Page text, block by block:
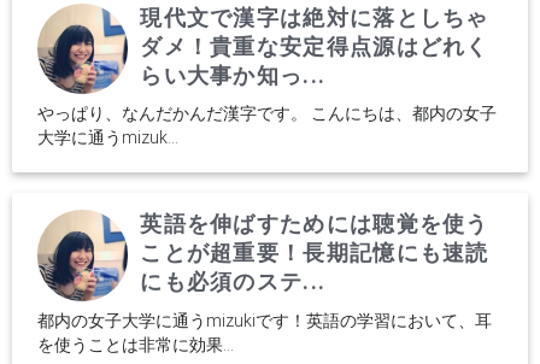
現代文で漢字は絶対に落としちゃ
ダメ！貴重な安定得点源はどれく
らい大事か知っ...
やっぱり、なんだかんだ漢字です。 こんにちは、都内の女子
大学に通うmizuk...
英語を伸ばすためには聴覚を使う
ことが超重要！長期記憶にも速読
にも必須のステ...
都内の女子大学に通うmizukiです！英語の学習において、耳
を使うことは非常に効果...